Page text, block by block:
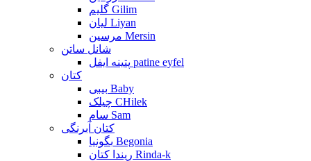
گلیم Gilim
لیان Liyan
مرسین Mersin
شانل ساتن
پتینه ایفل patine eyfel
کتان
بیبی Baby
چیلک CHilek
سام Sam
کتان آبرنگی
بگونیا Begonia
ریندا کتان Rinda-k